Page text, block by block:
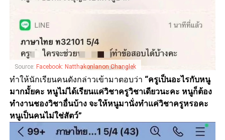
Source: Facebook: Natthakonlanon Changlek
ทำให้นักเรียนคนดังกล่าวเข้ามาตอบว่า “ครูเป็นอะไรกับหนู
มากมั้ยคะ หนูไม่ได้เรียนแค่วิชาครูวิชาเดียวนะคะ หนูก็ต้อง
ทำงานชองวิชาอื่นบ้าง จะให้หนูมานั่งทำแค่วิชาครูหรอคะ
หนูเป็นคนไม่ใช่สัตว์”